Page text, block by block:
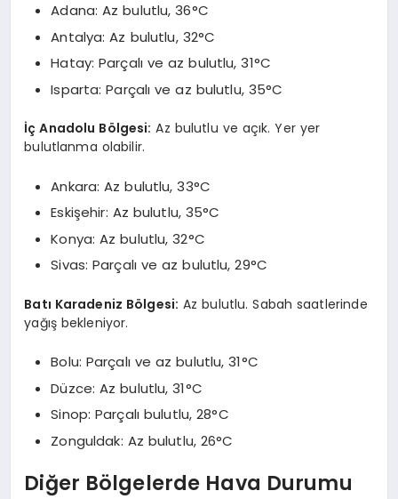
Adana: Az bulutlu, 36°C
Antalya: Az bulutlu, 32°C
Hatay: Parçalı ve az bulutlu, 31°C
Isparta: Parçalı ve az bulutlu, 35°C
İç Anadolu Bölgesi: Az bulutlu ve açık. Yer yer
bulutlanma olabilir.
Ankara: Az bulutlu, 33°C
Eskişehir: Az bulutlu, 35°C
Konya: Az bulutlu, 32°C
Sivas: Parçalı ve az bulutlu, 29°C
Batı Karadeniz Bölgesi: Az bulutlu. Sabah saatlerinde
yağış bekleniyor.
Bolu: Parçalı ve az bulutlu, 31°C
Düzce: Az bulutlu, 31°C
Sinop: Parçalı bulutlu, 28°C
Zonguldak: Az bulutlu, 26°C
Diğer Bölgelerde Hava Durumu